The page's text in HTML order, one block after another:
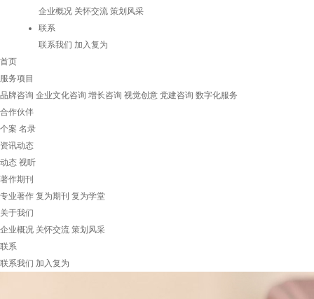
企业概况 关怀交流 策划风采
联系
联系我们 加入复为
首页
服务项目
品牌咨询 企业文化咨询 增长咨询 视觉创意 党建咨询 数字化服务
合作伙伴
个案 名录
资讯动态
动态 视听
著作期刊
专业著作 复为期刊 复为学堂
关于我们
企业概况 关怀交流 策划风采
联系
联系我们 加入复为